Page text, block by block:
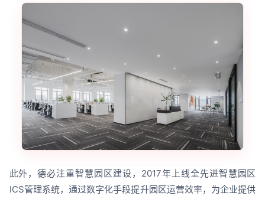
此外，德必注重智慧园区建设，2017年上线全先进智慧园区
ICS管理系统，通过数字化手段提升园区运营效率，为企业提供